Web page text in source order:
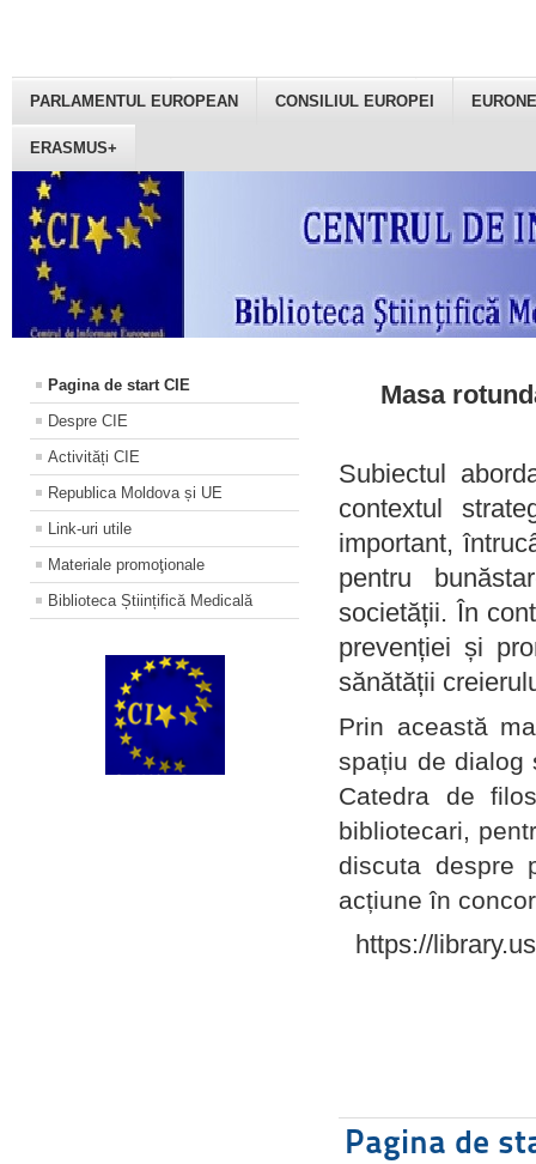
PARLAMENTUL EUROPEAN CONSILIUL EUROPEI
ERASMUS+
Pagina de start CIE
Despre CIE
Activități CIE
Republica Moldova și UE
Link-uri utile
Materiale promoţionale
Biblioteca Științifică Medicală
Masa
Subiectul
contextul
important,
pentru
societății. În
prevenției și
sănătății
Prin această
spațiu de dialog
Catedra de
bibliotecari,
discuta despre
acțiune în
https://
Pagina de